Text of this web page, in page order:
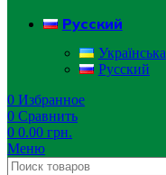
Русский
Українська
Русский
0 Избранное
0 Сравнить
0 0.00 грн.
Меню